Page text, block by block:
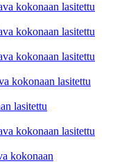
kokonaan lasitettu
kokonaan lasitettu
kokonaan lasitettu
kokonaan lasitettu
lasitettu
kokonaan lasitettu
kokonaan